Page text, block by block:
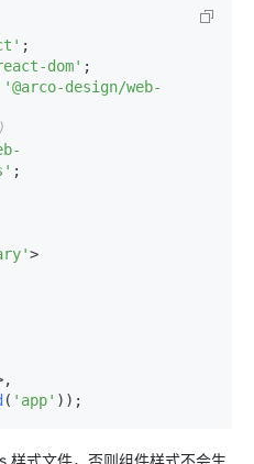
dom'
'@arco-design/web-
;
>
( 'app'
式文件，否则组件样式不会生